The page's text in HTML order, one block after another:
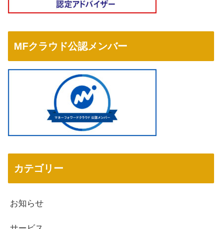
MFクラウド公認メンバー
カテゴリー
お知らせ